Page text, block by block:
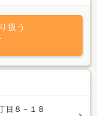
扱う
目８－１８